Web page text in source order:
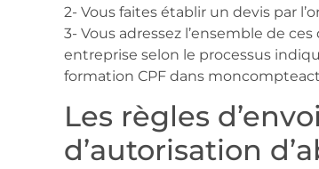
2- Vous faites établir un devis par
3- Vous adressez l’ensemble de
entreprise selon le processus
formation CPF dans
Les règles
d’autorisation